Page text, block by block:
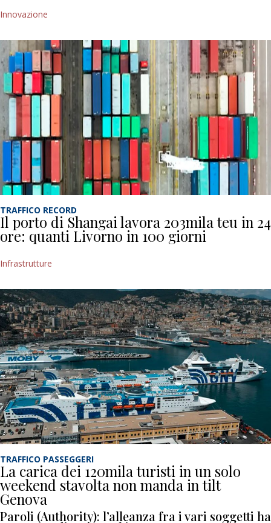
Innovazione
TRAFFICO RECORD
Il porto di Shangai lavora 203mila teu in 24
ore: quanti Livorno in 100 giorni
Infrastrutture
TRAFFICO PASSEGGERI
La carica dei 120mila turisti in un solo
weekend stavolta non manda in tilt
Genova
Paroli (Authority): l’alleanza fra i vari soggetti ha